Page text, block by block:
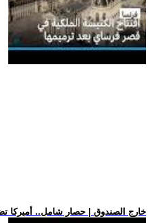
.. خارج الصندوق | حصار شامل.. أميركا